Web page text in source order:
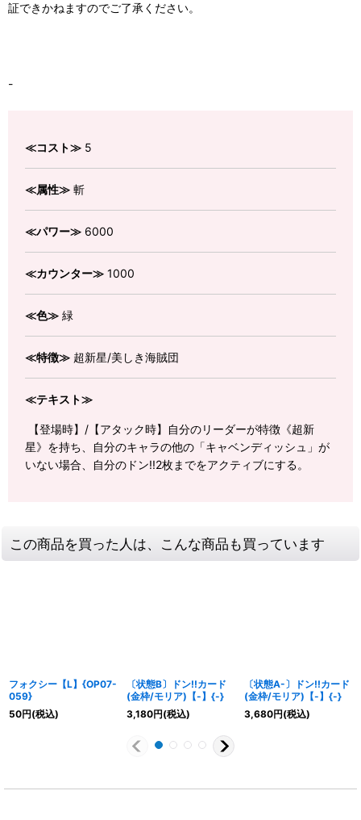
証できかねますのでご了承ください。
-
≪コスト≫ 5
≪属性≫ 斬
≪パワー≫ 6000
≪カウンター≫ 1000
≪色≫ 緑
≪特徴≫ 超新星/美しき海賊団
≪テキスト≫
【登場時】/【アタック時】自分のリーダーが特徴《超新
星》を持ち、自分のキャラの他の「キャベンディッシュ」が
いない場合、自分のドン!!2枚までをアクティブにする。
この商品を買った人は、こんな商品も買っています
フォクシー【L】{OP07-
059}
50円(税込)
〔状態B〕ドン!!カード
(金枠/モリア)【-】{-}
3,180円(税込)
〔状態A-〕ドン!!カード
(金枠/モリア)【-】{-}
3,680円(税込)